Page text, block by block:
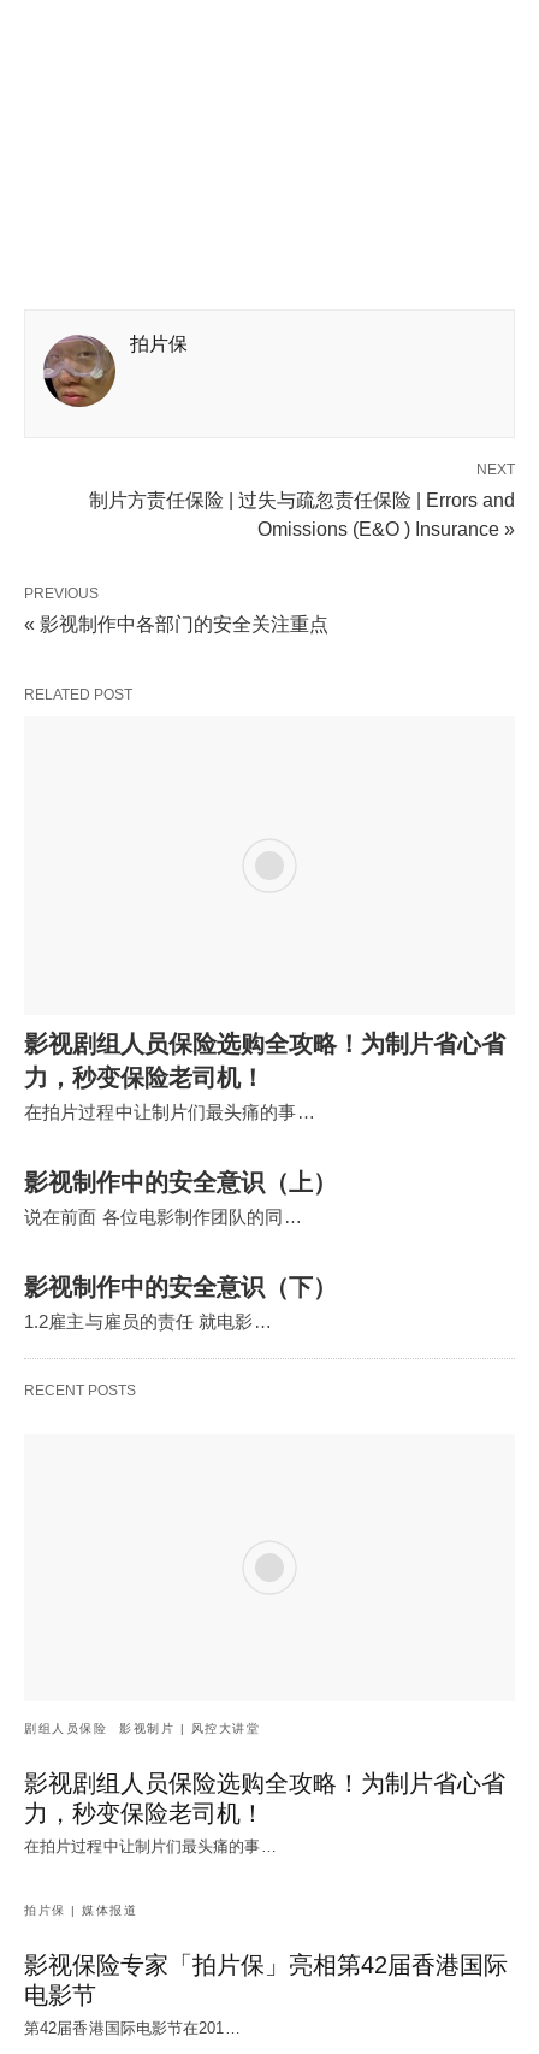
拍片保
NEXT
制片方责任保险 | 过失与疏忽责任保险 | Errors and
Omissions (E&O ) Insurance »
PREVIOUS
« 影视制作中各部门的安全关注重点
RELATED POST
影视剧组人员保险选购全攻略！为制片省心省
力，秒变保险老司机！
在拍片过程中让制片们最头痛的事…
影视制作中的安全意识（上）
说在前面 各位电影制作团队的同…
影视制作中的安全意识（下）
1.2雇主与雇员的责任 就电影…
RECENT POSTS
剧组人员保险 影视制片 | 风控大讲堂
影视剧组人员保险选购全攻略！为制片省心省
力，秒变保险老司机！
在拍片过程中让制片们最头痛的事…
拍片保 | 媒体报道
影视保险专家「拍片保」亮相第42届香港国际
电影节
第42届香港国际电影节在201…